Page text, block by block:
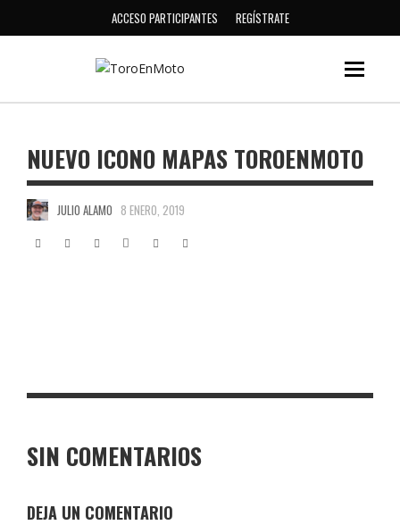
ACCESO PARTICIPANTES REGÍSTRATE
NUEVO ICONO MAPAS TOROENMOTO
JULIO ALAMO 8 ENERO, 2019
SIN COMENTARIOS
DEJA UN COMENTARIO